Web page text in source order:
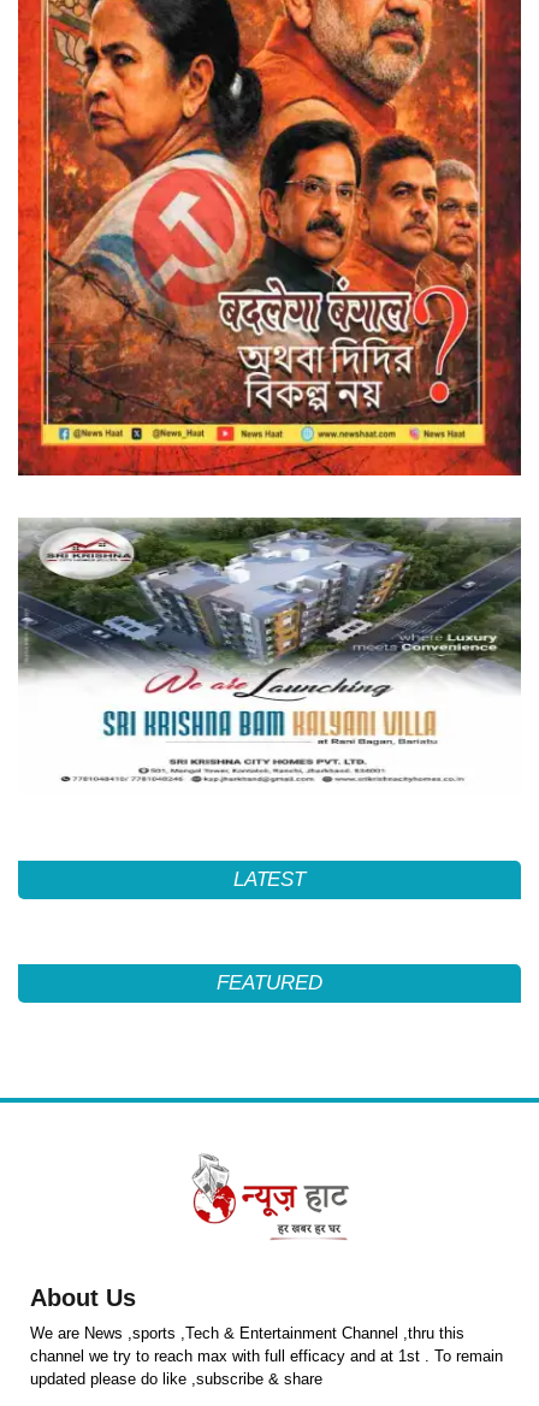
LATEST
FEATURED
About Us
We are News ,sports ,Tech & Entertainment Channel ,thru this
channel we try to reach max with full efficacy and at 1st . To remain
updated please do like ,subscribe & share